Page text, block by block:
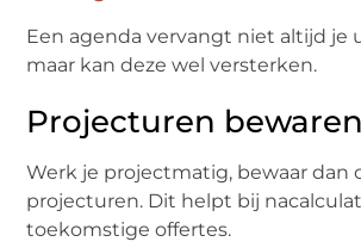
Een agenda vervangt niet altijd je
maar kan deze wel versterken.
Projecturen bewaren
Werk je projectmatig, bewaar dan
projecturen. Dit helpt bij
toekomstige offertes.